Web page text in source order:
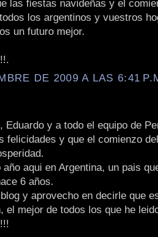
las fiestas navideñas y el
los argentinos y vuestros
un futuro mejor.
DE 2009 A LAS 6:41
Eduardo y a todo el equipo de
felicidades y que el comienzo
aqui en Argentina, un pais
6 años.
y aprovecho en decirle que
el mejor de todos los que he